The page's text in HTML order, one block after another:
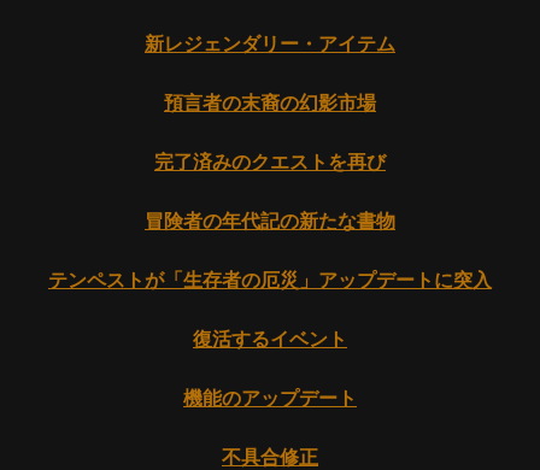
新レジェンダリー・アイテム
預言者の末裔の幻影市場
完了済みのクエストを再び
冒険者の年代記の新たな書物
テンペストが「生存者の厄災」アップデートに突入
復活するイベント
機能のアップデート
不具合修正